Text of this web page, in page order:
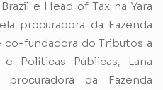
e Head of Tax na Yara
procuradora da Fazenda
co-fundadora do Tributos a
Políticas Públicas, Lana
da Fazenda